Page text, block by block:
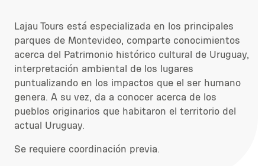
Lajau Tours está especializada en los principales
parques de Montevideo, comparte conocimientos
acerca del Patrimonio histórico cultural de Uruguay,
interpretación ambiental de los lugares
puntualizando en los impactos que el ser humano
genera. A su vez, da a conocer acerca de los
pueblos originarios que habitaron el territorio del
actual Uruguay.
Se requiere coordinación previa.